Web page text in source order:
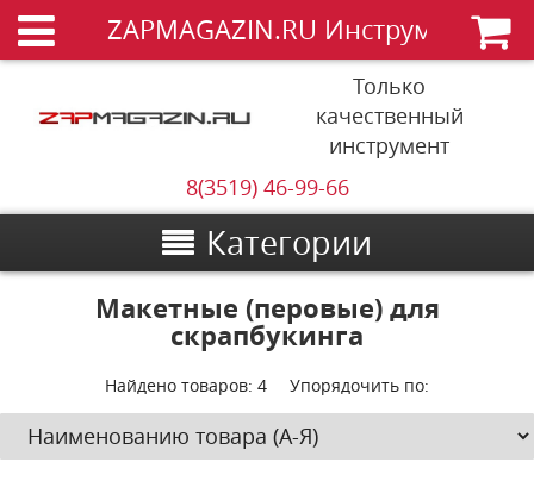
ZAPMAGAZIN.RU Инструменты
Только
качественный
инструмент
8(3519) 46-99-66
Категории
Макетные (перовые) для
скрапбукинга
Найдено товаров: 4 Упорядочить по: